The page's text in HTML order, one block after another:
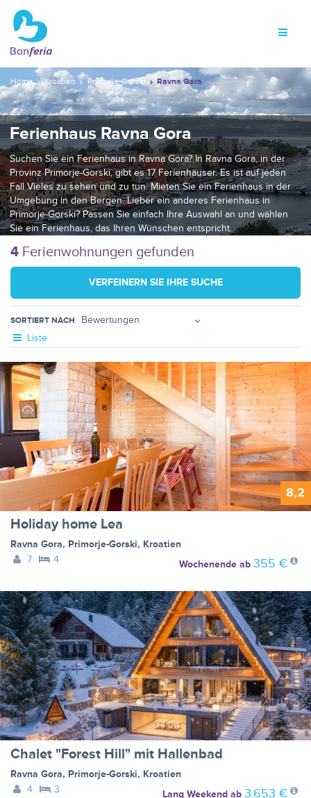
Home Kroatien Primorje-Gorski Ravna Gora
Ferienhaus Ravna Gora
Suchen Sie ein Ferienhaus in Ravna Gora? In Ravna Gora, in der
Provinz Primorje-Gorski, gibt es 17 Ferienhäuser. Es ist auf jeden
Fall Vieles zu sehen und zu tun. Mieten Sie ein Ferienhaus in der
Umgebung in den Bergen. Lieber ein anderes Ferienhaus in
Primorje-Gorski? Passen Sie einfach Ihre Auswahl an und wählen
Sie ein Ferienhaus, das Ihren Wünschen entspricht.
4 Ferienwohnungen gefunden
VERFEINERN SIE IHRE SUCHE
SORTIERT NACH
Liste
8,2
Holiday home Lea
Ravna Gora, Primorje-Gorski, Kroatien
7
4 Wochenendeab 355 €
Chalet "Forest Hill" mit Hallenbad
Ravna Gora, Primorje-Gorski, Kroatien
4
3 Lang Weekendab 3.653 €